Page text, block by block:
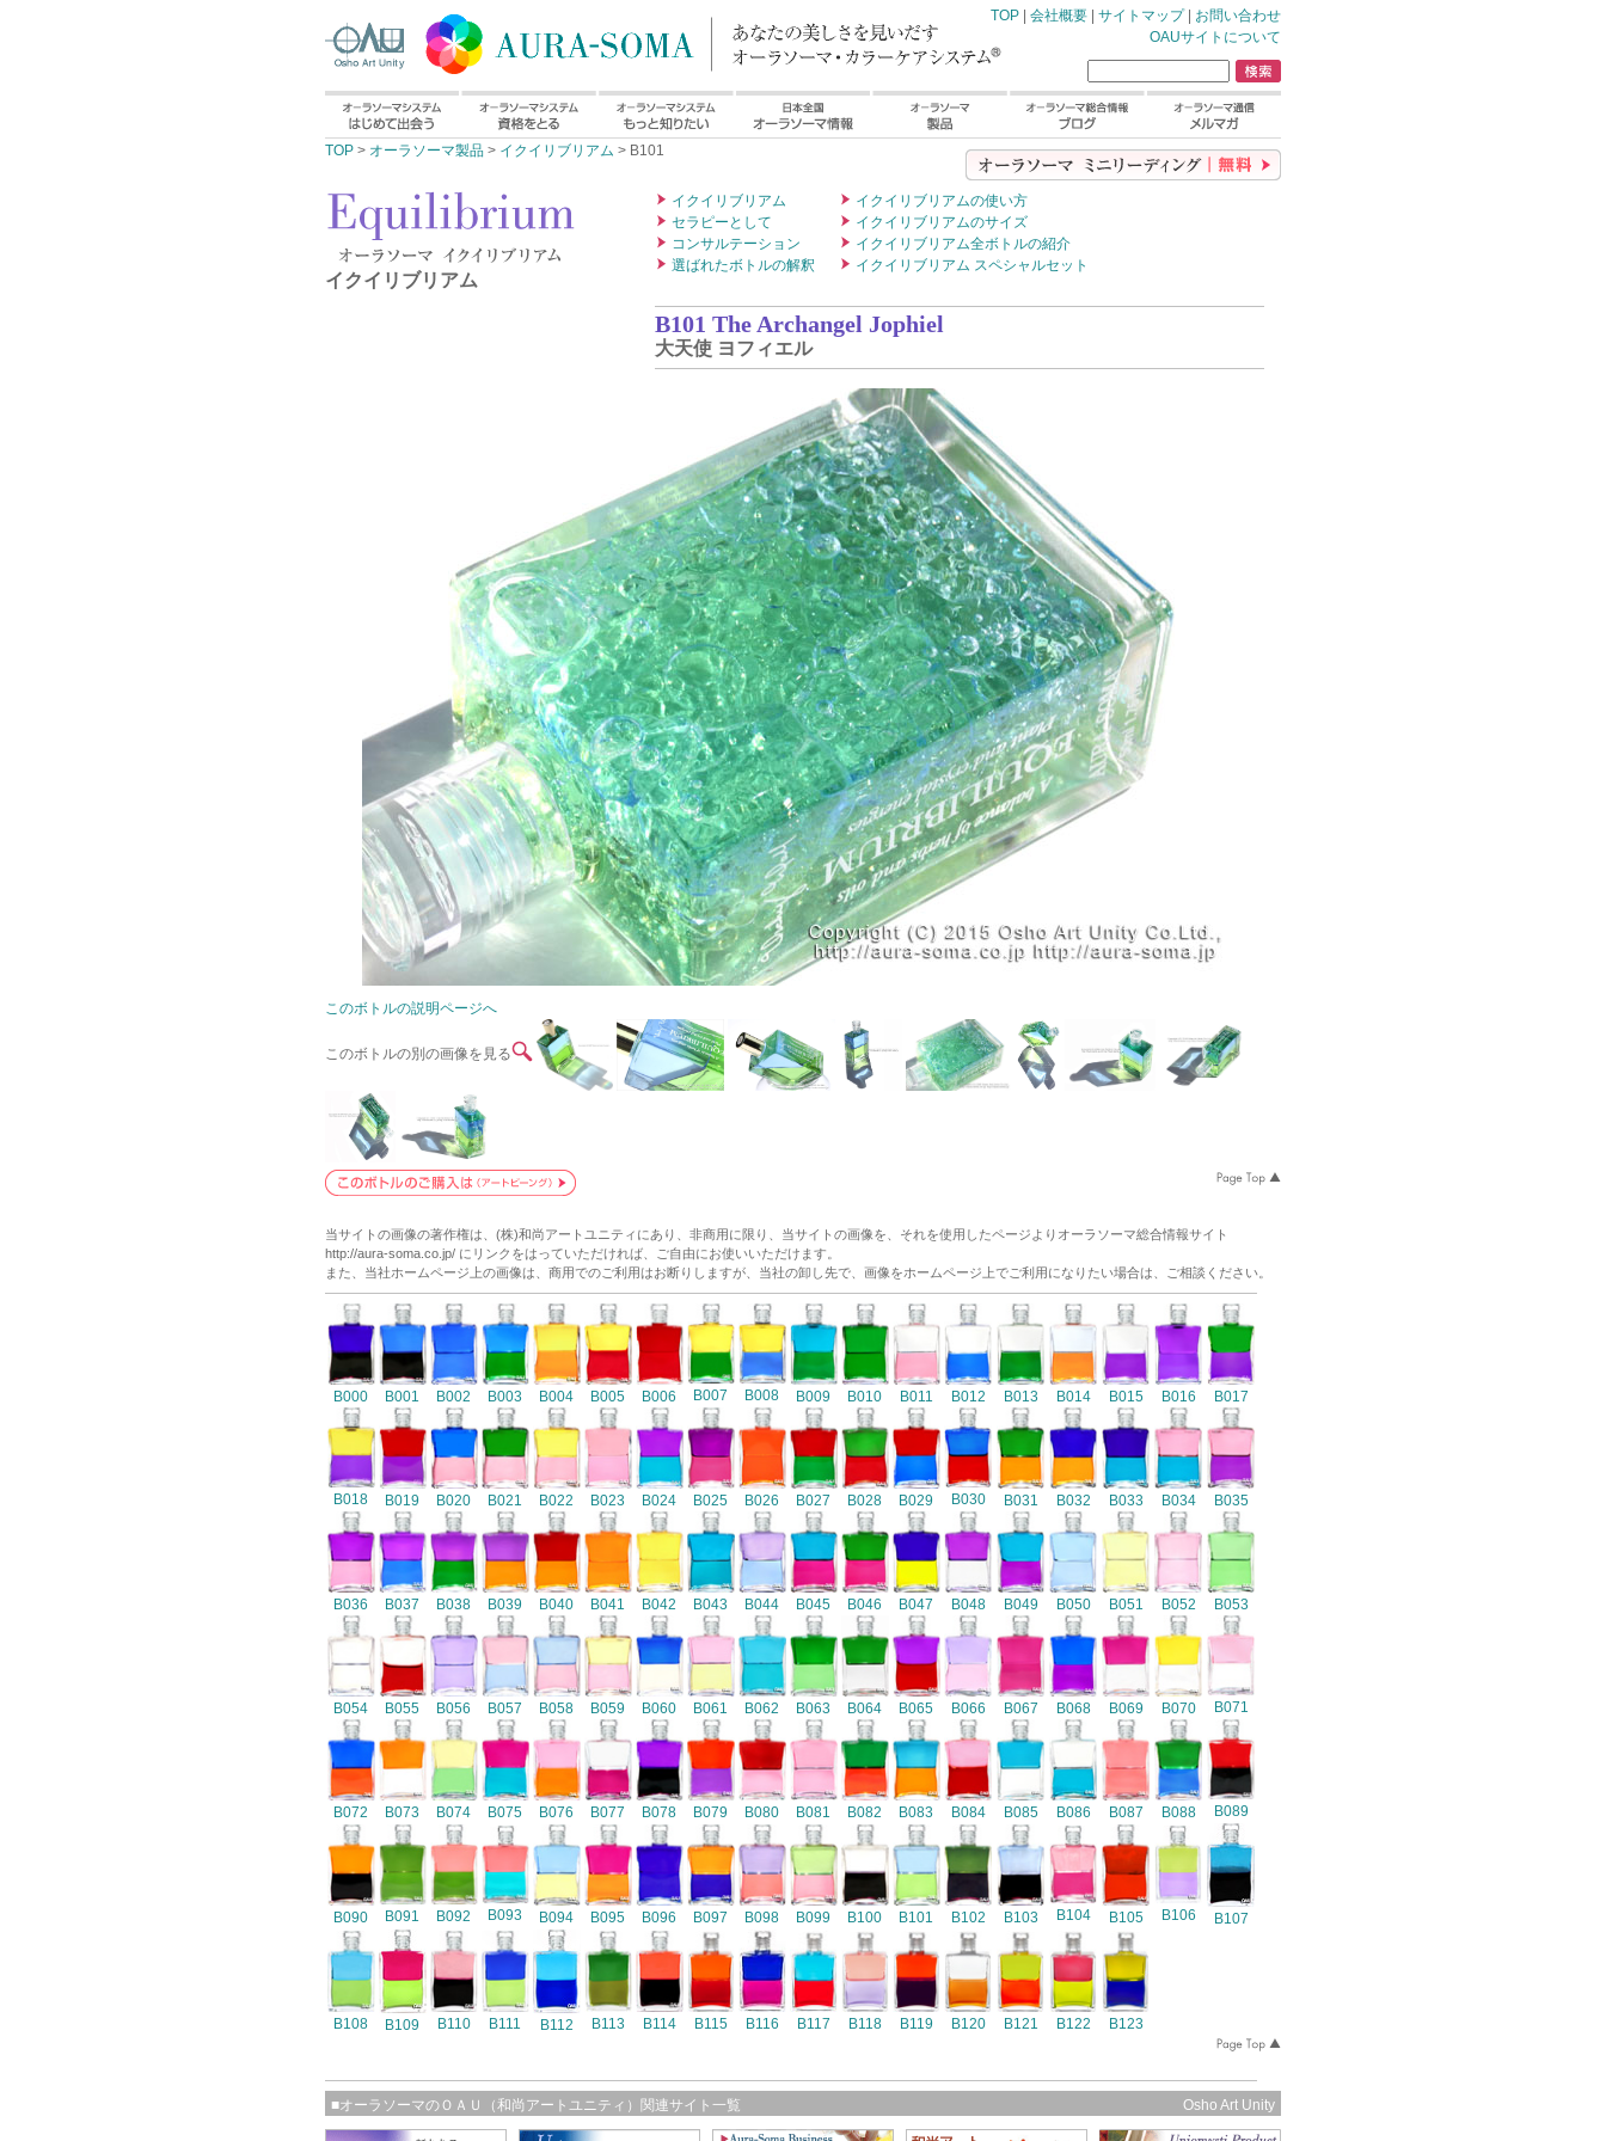
TOP | 会社概要 | サイトマップ| お問い合わせ
OAUサイトについて
TOP > オーラソーマ製品 > イクイリブリアム > B101
イクイリブリアム
イクイリブリアム
セラピーとして
コンサルテーション
選ばれたボトルの解釈
イクイリブリアムの使い方
イクイリブリアムのサイズ
イクイリブリアム全ボトルの紹介
イクイリブリアム スペシャルセット
B101 The Archangel Jophiel
大天使 ヨフィエル
このボトルの説明ページへ
このボトルの別の画像を見る
当サイトの画像の著作権は、(株)和尚アートユニティにあり、非商用に限り、当サイトの画像を、それを使用したページよりオーラソーマ総合情報サイト
http://aura-soma.co.jp/ にリンクをはっていただければ、ご自由にお使いいただけます。
また、当社ホームページ上の画像は、商用でのご利用はお断りしますが、当社の卸し先で、画像をホームページ上でご利用になりたい場合は、ご相談ください。
B000 B001 B002 B003 B004 B005 B006 B007 B008 B009 B010 B011 B012 B013 B014 B015 B016 B017
B018 B019 B020 B021 B022 B023 B024 B025 B026 B027 B028 B029 B030 B031 B032 B033 B034 B035
B036 B037 B038 B039 B040 B041 B042 B043 B044 B045 B046 B047 B048 B049 B050 B051 B052 B053
B054 B055 B056 B057 B058 B059 B060 B061 B062 B063 B064 B065 B066 B067 B068 B069 B070 B071
B072 B073 B074 B075 B076 B077 B078 B079 B080 B081 B082 B083 B084 B085 B086 B087 B088 B089
B090 B091 B092 B093 B094 B095 B096 B097 B098 B099 B100 B101 B102 B103 B104 B105 B106 B107
B108 B109 B110 B111 B112 B113 B114 B115 B116 B117 B118 B119 B120 B121 B122 B123
■オーラソーマのＯＡＵ（和尚アートユニティ）関連サイト一覧 Osho Art Unity